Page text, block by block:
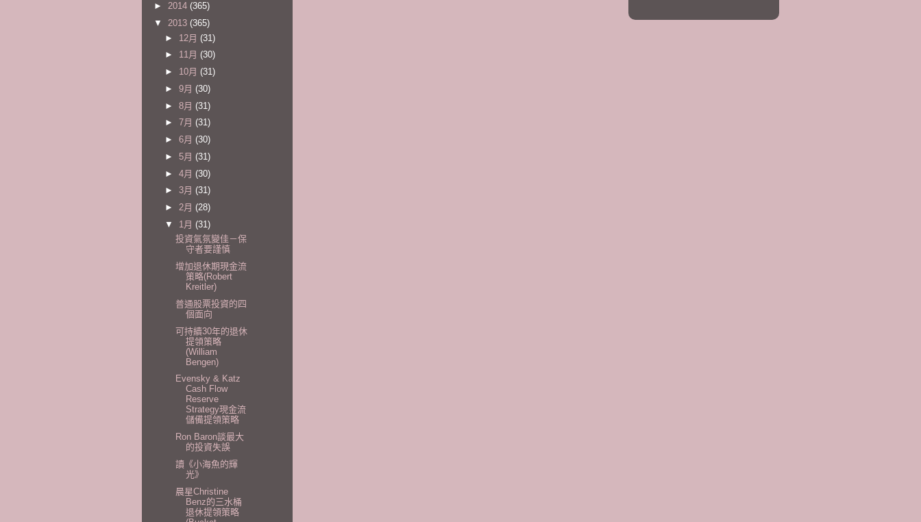
► 2014 (365)
▼ 2013 (365)
► 12月 (31)
► 11月 (30)
► 10月 (31)
► 9月 (30)
► 8月 (31)
► 7月 (31)
► 6月 (30)
► 5月 (31)
► 4月 (30)
► 3月 (31)
► 2月 (28)
▼ 1月 (31)
投資氣氛變佳－保
守者要謹慎
增加退休期現金流
策略(Robert
Kreitler)
普通股票投資的四
個面向
可持續30年的退休
提領策略
(William
Bengen)
Evensky & Katz
Cash Flow
Reserve
Strategy現金流
儲備提領策略
Ron Baron談最大
的投資失誤
讀《小海魚的輝
光》
晨星Christine
Benz的三水桶
退休提領策略